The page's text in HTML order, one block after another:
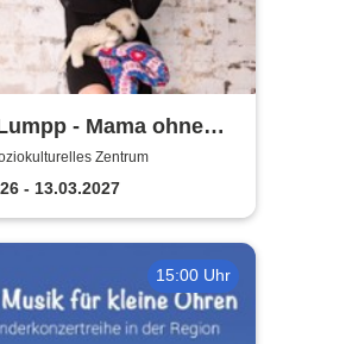
- Mama ohne
Zentrum
- 13.03.2027
15:00 Uhr